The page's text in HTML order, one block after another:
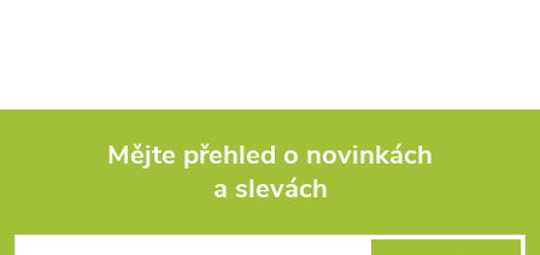
Mějte přehled o novinkách
a slevách